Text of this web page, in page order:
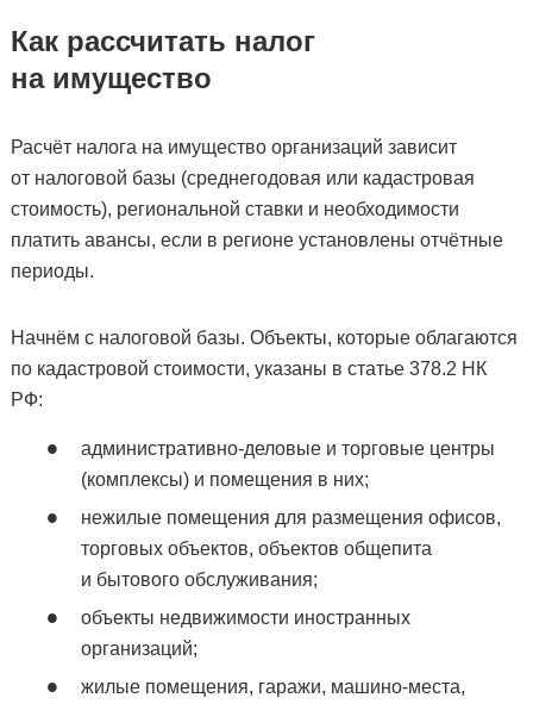
Как рассчитать налог
на имущество
Расчёт налога на имущество организаций зависит
от налоговой базы (среднегодовая или кадастровая
стоимость), региональной ставки и необходимости
платить авансы, если в регионе установлены отчётные
периоды.
Начнём с налоговой базы. Объекты, которые облагаются
по кадастровой стоимости, указаны в статье 378.2 НК
РФ:
административно-деловые и торговые центры
(комплексы) и помещения в них;
нежилые помещения для размещения офисов,
торговых объектов, объектов общепита
и бытового обслуживания;
объекты недвижимости иностранных
организаций;
жилые помещения, гаражи, машино-места,